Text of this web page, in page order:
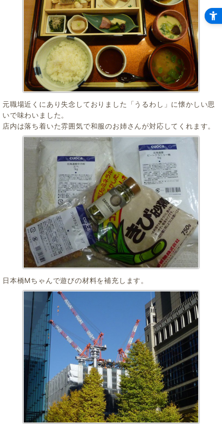
元職場近くにあり失念しておりました「うるわし」に懐かしい思
いで味わいました。
店内は落ち着いた雰囲気で和服のお姉さんが対応してくれます。
日本橋Mちゃんで遊びの材料を補充します。